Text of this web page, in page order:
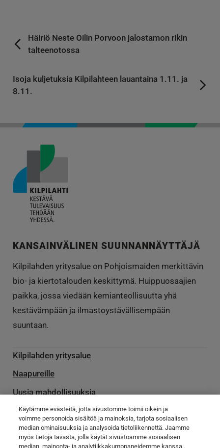
Häiriö Neste Oilin Porvoon jalostamon rikin
talteenotossa
Isoja kuljetuksia Kilpilahteen lauantaina 1.11. ja
8.11.
KANSAINVÄLINEN SUUNNANNÄYTTÄJÄ
Kilpilahden yritysalue on Pohjoismaiden merkittävin
bio- ja kiertotalouden keskittymä. Huippuosaajien
paikka, jossa viedään kemianteollisuutta yhä
kestävämpään ja ilmastoystävällisempään
suuntaan.
Kilpilahden yritysalue
Naapureille
Uusia mahdollisuuksia
Palvelu­toimittajille
Ota yhteyttä
Käytämme evästeitä, jotta sivustomme toimii oikein ja
voimme personoida sisältöä ja mainoksia, tarjota sosiaalisen
median ominaisuuksia ja analysoida tietoliikennettä. Jaamme
myös tietoja tavasta, jolla käytät sivustoamme sosiaalisen
median, mainonta- ja analytiikkakumppaneidemme kanssa..